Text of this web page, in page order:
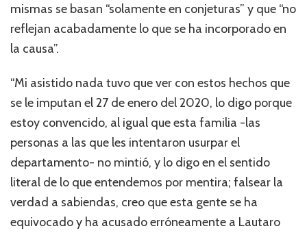
mismas se basan “solamente en conjeturas” y que “no
reflejan acabadamente lo que se ha incorporado en
la causa”.
“Mi asistido nada tuvo que ver con estos hechos que
se le imputan el 27 de enero del 2020, lo digo porque
estoy convencido, al igual que esta familia -las
personas a las que les intentaron usurpar el
departamento- no mintió, y lo digo en el sentido
literal de lo que entendemos por mentira; falsear la
verdad a sabiendas, creo que esta gente se ha
equivocado y ha acusado erróneamente a Lautaro